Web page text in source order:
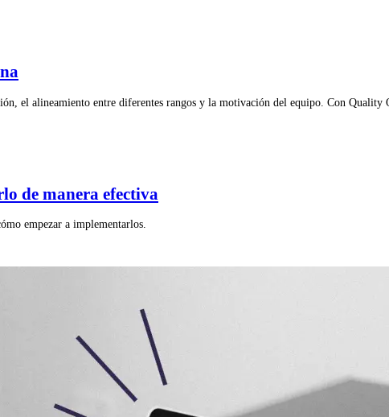
el alineamiento entre diferentes rangos y la motivación del equipo. Con Quality
de manera efectiva
empezar a implementarlos.